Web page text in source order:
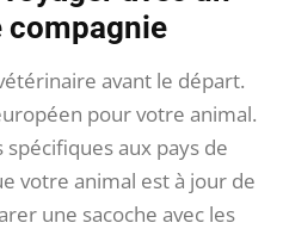
compagnie
avant le départ.
pour votre animal.
aux pays de
votre animal est à jour de
une sacoche avec les